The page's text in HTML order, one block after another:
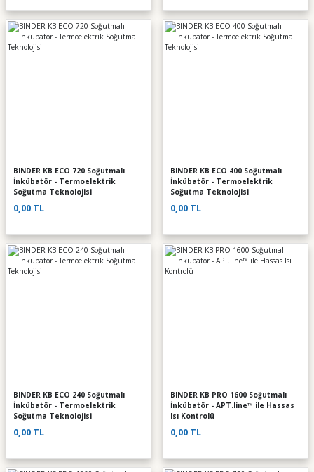
BINDER KB ECO 720 Soğutmalı
İnkübatör - Termoelektrik
Soğutma Teknolojisi
0,00 TL
BINDER KB ECO 400 Soğutmalı
İnkübatör - Termoelektrik
Soğutma Teknolojisi
0,00 TL
BINDER KB ECO 240 Soğutmalı
İnkübatör - Termoelektrik
Soğutma Teknolojisi
0,00 TL
BINDER KB PRO 1600 Soğutmalı
İnkübatör - APT.line™ ile Hassas
Isı Kontrolü
0,00 TL